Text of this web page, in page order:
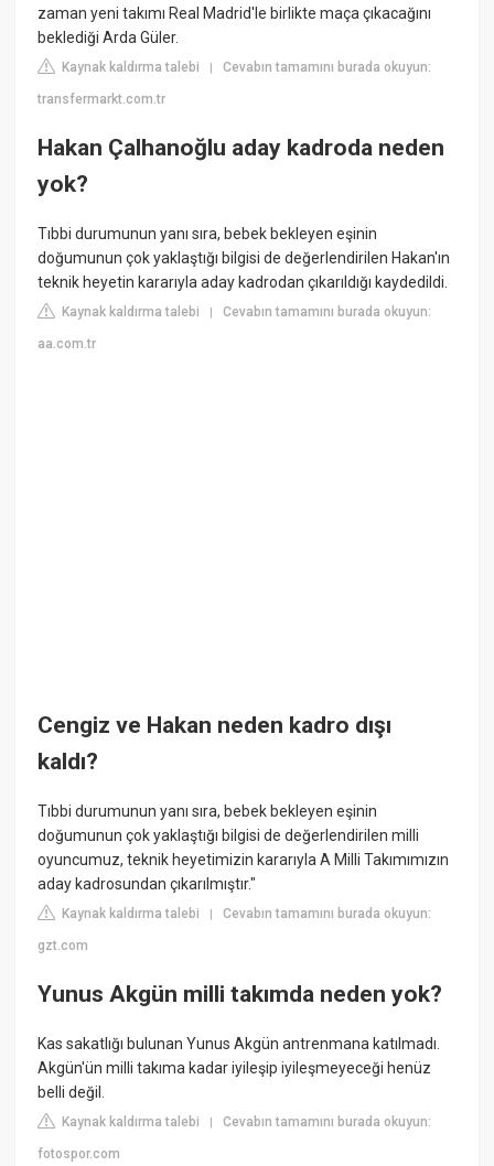
zaman yeni takımı Real Madrid'le birlikte maça çıkacağını
beklediği Arda Güler.
Kaynak kaldırma talebi |Cevabın tamamını burada okuyun:
transfermarkt.com.tr
Hakan Çalhanoğlu aday kadroda neden
yok?
Tıbbi durumunun yanı sıra, bebek bekleyen eşinin
doğumunun çok yaklaştığı bilgisi de değerlendirilen Hakan'ın
teknik heyetin kararıyla aday kadrodan çıkarıldığı kaydedildi.
Kaynak kaldırma talebi |Cevabın tamamını burada okuyun:
aa.com.tr
Cengiz ve Hakan neden kadro dışı
kaldı?
Tıbbi durumunun yanı sıra, bebek bekleyen eşinin
doğumunun çok yaklaştığı bilgisi de değerlendirilen milli
oyuncumuz, teknik heyetimizin kararıyla A Milli Takımımızın
aday kadrosundan çıkarılmıştır."
Kaynak kaldırma talebi |Cevabın tamamını burada okuyun:
gzt.com
Yunus Akgün milli takımda neden yok?
Kas sakatlığı bulunan Yunus Akgün antrenmana katılmadı.
Akgün'ün milli takıma kadar iyileşip iyileşmeyeceği henüz
belli değil.
Kaynak kaldırma talebi |Cevabın tamamını burada okuyun:
fotospor.com